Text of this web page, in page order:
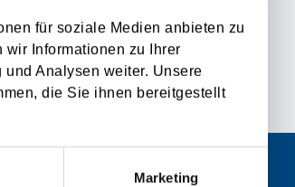
für soziale Medien anbieten zu
Informationen zu Ihrer
Analysen weiter. Unsere
die Sie ihnen bereitgestellt
Marketing